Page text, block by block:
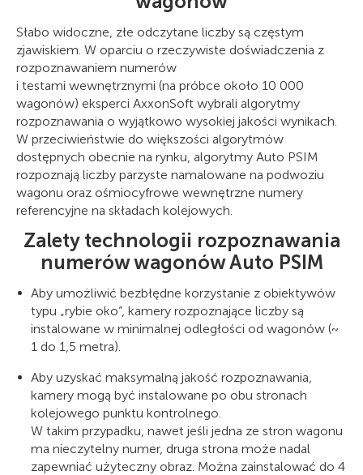
Słabo widoczne, złe odczytane liczby są częstym
zjawiskiem. W oparciu o rzeczywiste doświadczenia z
rozpoznawaniem numerów
i testami wewnętrznymi (na próbce około 10 000
wagonów) eksperci AxxonSoft wybrali algorytmy
rozpoznawania o wyjątkowo wysokiej jakości wynikach.
W przeciwieństwie do większości algorytmów
dostępnych obecnie na rynku, algorytmy Auto PSIM
rozpoznają liczby parzyste namalowane na podwoziu
wagonu oraz ośmiocyfrowe wewnętrzne numery
referencyjne na składach kolejowych.
Zalety technologii rozpoznawania
numerów wagonów Auto PSIM
Aby umożliwić bezbłędne korzystanie z obiektywów
typu „rybie oko”, kamery rozpoznające liczby są
instalowane w minimalnej odległości od wagonów (~
1 do 1,5 metra).
Aby uzyskać maksymalną jakość rozpoznawania,
kamery mogą być instalowane po obu stronach
kolejowego punktu kontrolnego.
W takim przypadku, nawet jeśli jedna ze stron wagonu
ma nieczytelny numer, druga strona może nadal
zapewniać użyteczny obraz. Można zainstalować do 4